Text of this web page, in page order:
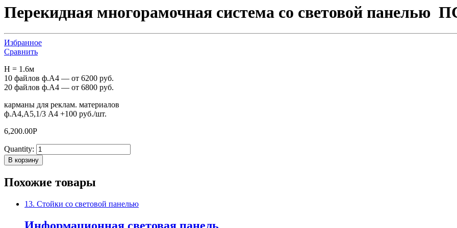
Перекидная многорамочная система со световой панелью
Избранное
Сравнить
H = 1.6м
10 файлов ф.А4 — от 6200 руб.
20 файлов ф.А4 — от 6800 руб.
карманы для реклам. материалов
ф.А4,А5,1/3 А4 +100 руб./шт.
6,200.00Р
Quantity:
В корзину
Похожие товары
13. Стойки со световой панелью
Информационная световая панель